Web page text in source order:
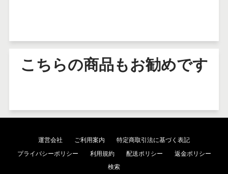
こちらの商品もお勧めです
運営会社 ご利用案内
特定商取引法に基づく表記
プライバシーポリシー
利用規約 配送ポリシー
返金ポリシー
検索